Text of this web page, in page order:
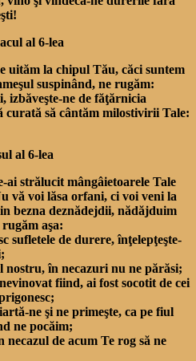
al 6-lea
uităm la chipul Tău, căci suntem
suspinând, ne rugăm:
izbăveşte-ne de făţărnicia
curată să cântăm milostivirii Tale:
al 6-lea
strălucit mângâietoarele Tale
vă voi lăsa orfani, ci voi veni la
bezna deznădejdii, nădăjduim
aşa:
sufletele de durere, înţelepţeşte-
nostru, în necazuri nu ne părăsi;
fiind, ai fost socotit de cei
ne şi ne primeşte, ca pe fiul
ne pocăim;
de acum Te rog să ne